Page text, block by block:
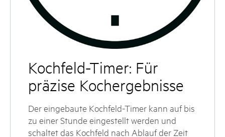
Kochfeld-Timer: Für
präzise Kochergebnisse
Der eingebaute Kochfeld-Timer kann auf bis
zu einer Stunde eingestellt werden und
schaltet das Kochfeld nach Ablauf der Zeit